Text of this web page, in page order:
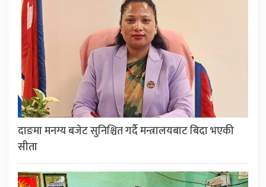
दाङमा मनग्य बजेट सुनिश्चित गर्दै मन्त्रालयबाट बिदा भएकी
सीता